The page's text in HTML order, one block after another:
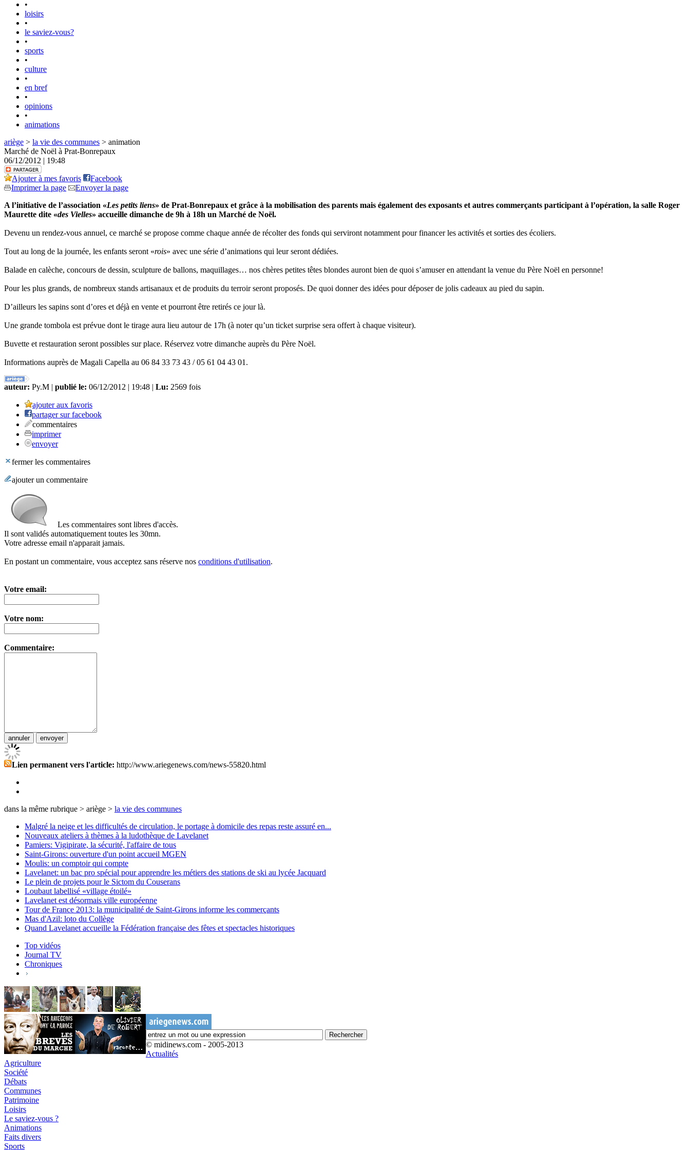
•
loisirs
•
le saviez-vous?
•
sports
•
culture
•
en bref
•
opinions
•
animations
ariège > la vie des communes > animation
Marché de Noël à Prat-Bonrepaux
06/12/2012 | 19:48
Ajouter à mes favoris
Facebook
Imprimer la page
Envoyer la page
A l’initiative de l’association «Les petits liens» de Prat-Bonrepaux et grâce à la mobilisation des parents mais également des exposants et autres commerçants participant à l’opération, la salle Roger
Maurette dite «des Vielles» accueille dimanche de 9h à 18h un Marché de Noël.
Devenu un rendez-vous annuel, ce marché se propose comme chaque année de récolter des fonds qui serviront notamment pour financer les activités et sorties des écoliers.
Tout au long de la journée, les enfants seront «rois» avec une série d’animations qui leur seront dédiées.
Balade en calèche, concours de dessin, sculpture de ballons, maquillages… nos chères petites têtes blondes auront bien de quoi s’amuser en attendant la venue du Père Noël en personne!
Pour les plus grands, de nombreux stands artisanaux et de produits du terroir seront proposés. De quoi donner des idées pour déposer de jolis cadeaux au pied du sapin.
D’ailleurs les sapins sont d’ores et déjà en vente et pourront être retirés ce jour là.
Une grande tombola est prévue dont le tirage aura lieu autour de 17h (à noter qu’un ticket surprise sera offert à chaque visiteur).
Buvette et restauration seront possibles sur place. Réservez votre dimanche auprès du Père Noël.
Informations auprès de Magali Capella au 06 84 33 73 43 / 05 61 04 43 01.
auteur: Py.M | publié le: 06/12/2012 | 19:48 | Lu: 2569 fois
ajouter aux favoris
partager sur facebook
commentaires
imprimer
envoyer
fermer les commentaires
ajouter un commentaire
Les commentaires sont libres d'accès.
Il sont validés automatiquement toutes les 30mn.
Votre adresse email n'apparait jamais.
En postant un commentaire, vous acceptez sans réserve nos conditions d'utilisation.
Votre email:
Votre nom:
Commentaire:
Lien permanent vers l'article: http://www.ariegenews.com/news-55820.html
dans la même rubrique > ariège > la vie des communes
Malgré la neige et les difficultés de circulation, le portage à domicile des repas reste assuré en...
Nouveaux ateliers à thèmes à la ludothèque de Lavelanet
Pamiers: Vigipirate, la sécurité, l'affaire de tous
Saint-Girons: ouverture d'un point accueil MGEN
Moulis: un comptoir qui compte
Lavelanet: un bac pro spécial pour apprendre les métiers des stations de ski au lycée Jacquard
Le plein de projets pour le Sictom du Couserans
Loubaut labellisé «village étoilé»
Lavelanet est désormais ville européenne
Tour de France 2013: la municipalité de Saint-Girons informe les commerçants
Mas d'Azil: loto du Collège
Quand Lavelanet accueille la Fédération française des fêtes et spectacles historiques
Top vidéos
Journal TV
Chroniques
© midinews.com - 2005-2013
Actualités
Agriculture
Société
Débats
Communes
Patrimoine
Loisirs
Le saviez-vous ?
Animations
Faits divers
Sports